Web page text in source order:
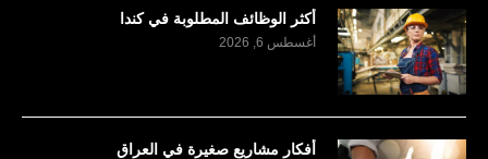
أكثر الوظائف المطلوبة في كندا
أغسطس 6, 2026
أفكار مشاريع صغيرة في العراق